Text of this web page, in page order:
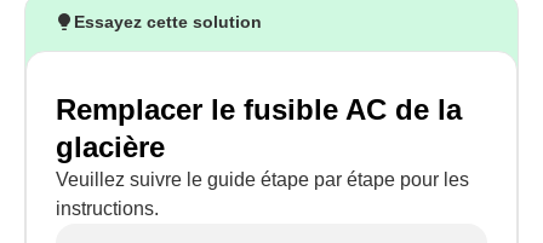
Essayez cette solution
Remplacer le fusible AC de la
glacière
Veuillez suivre le guide étape par étape pour les
instructions.